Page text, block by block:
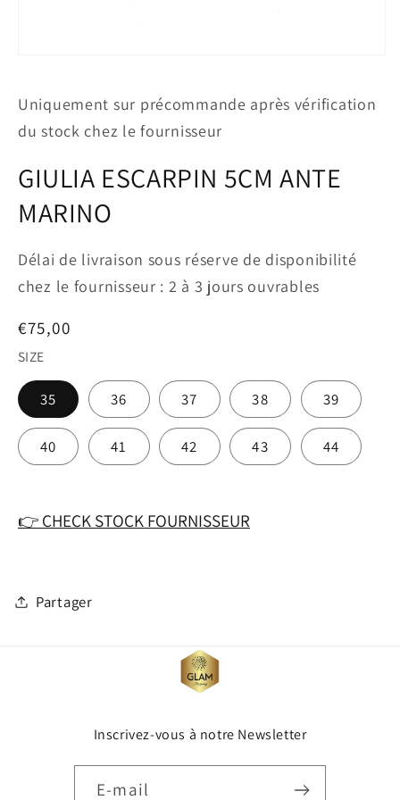
1
dans
une
fenêtre
Uniquement sur précommande après vérification
du stock chez le fournisseur
GIULIA ESCARPIN 5CM ANTE
MARINO
Délai de livraison sous réserve de disponibilité
chez le fournisseur : 2 à 3 jours ouvrables
Prix
habituel
€75,00
SIZE
35 36 37 38 39
40 41 42 43 44
👉 CHECK STOCK FOURNISSEUR
Partager
Inscrivez-vous à notre Newsletter
E-mail